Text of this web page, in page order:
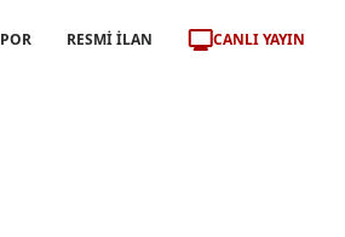
RESMİ İLAN CANLI YAYIN